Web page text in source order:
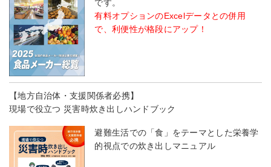
です。
有料オプションのExcelデータとの併用
で、利便性が格段にアップ！
【地方自治体・支援関係者必携】
現場で役立つ 災害時炊き出しハンドブック
避難生活での「食」をテーマとした栄養学
的視点での炊き出しマニュアル